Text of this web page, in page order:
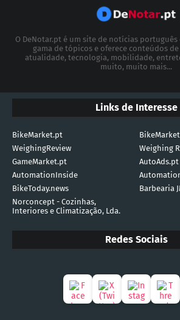
O DeNotar.pt é um site de notícias
gama de tópicos e oferece conteúdos
atualidade, tecnologia, mobilidade,
muito, muito mais...
Links de Interesse
BikeMarket.pt
WeighingReview
Weighing
GameMarket.pt
AutoAds.pt
AutomationInside
BikeToday.news
Barbearia
Norconcept - Cozinhas,
Interiores e Climatização, Lda.
Redes Sociais